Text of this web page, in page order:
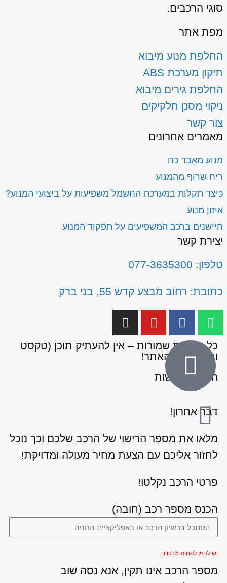
סוגי הרכבים.
מפת אתר
החלפת מנוע מיבוא
תיקון מערכת ABS
החלפת גירים מיבוא
ניקוי מסנן חלקיקים
צור קשר
מאמרים אחרונים
מנוע מאבד כח
ריח שרוף מהמנוע
כיצד תקלות במערכת החשמל משפיעות על ביצועי המנוע?
איזון מנוע
חיישנים ברכב המשפיעים על תפקוד המנוע
יצירת קשר
טלפון: 077-3635300
כתובת: רחוב מבצע קדש 55, בני ברק
כל הזכויות שמורות – אין להעתיק תוכן (טקסט
ותמונות) מהאתר!
הצהרת נגישות
דבר אחרון!
מלאו את מספר הרישוי של הרכב שלכם וכך נוכל
לחזור אליכם עם הצעת מחיר מעולה ומדויקת!
פרטי הרכב נקלטו!
הכנס מספר רכב (חובה)
יש להזין לפחות 5 תווים.
מספר הרכב אינו תקין, אנא נסה שוב